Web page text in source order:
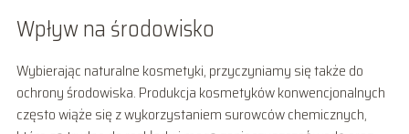
Wpływ na środowisko
Wybierając naturalne kosmetyki, przyczyniamy się także do
ochrony środowiska. Produkcja kosmetyków konwencjonalnych
często wiąże się z wykorzystaniem surowców chemicznych,